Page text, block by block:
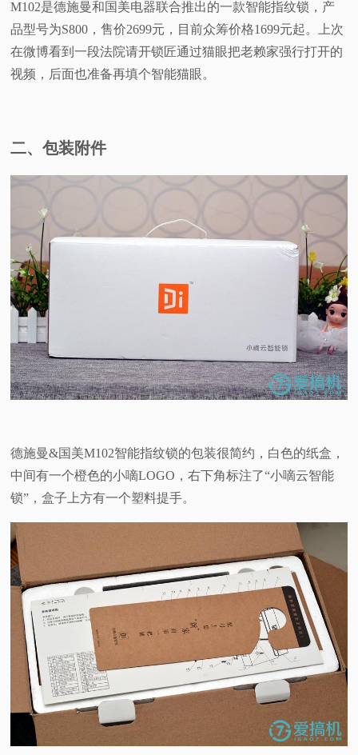
M102是德施曼和国美电器联合推出的一款智能指纹锁，产
品型号为S800，售价2699元，目前众筹价格1699元起。上次
在微博看到一段法院请开锁匠通过猫眼把老赖家强行打开的
视频，后面也准备再填个智能猫眼。
二、包装附件
德施曼&国美M102智能指纹锁的包装很简约，白色的纸盒，
中间有一个橙色的小嘀LOGO，右下角标注了“小嘀云智能
锁”，盒子上方有一个塑料提手。